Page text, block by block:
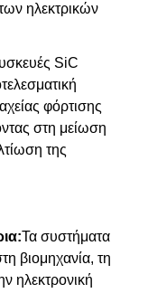
ηλεκτρικών
SiC
φόρτισης
στη μείωση
της
Τα συστήματα
βιομηχανία, τη
ηλεκτρονική